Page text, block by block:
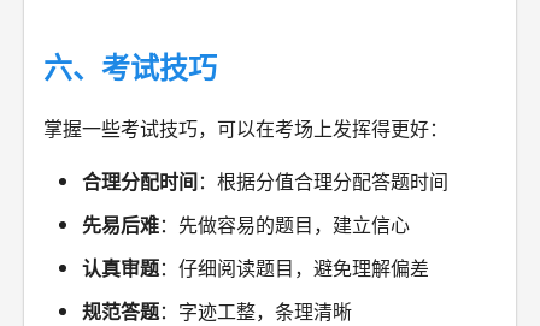
六、考试技巧
掌握一些考试技巧，可以在考场上发挥得更好：
合理分配时间：根据分值合理分配答题时间
先易后难：先做容易的题目，建立信心
认真审题：仔细阅读题目，避免理解偏差
规范答题：字迹工整，条理清晰